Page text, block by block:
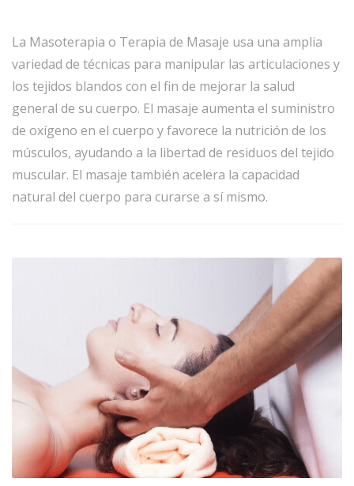
La Masoterapia o Terapia de Masaje usa una amplia
variedad de técnicas para manipular las articulaciones y
los tejidos blandos con el fin de mejorar la salud
general de su cuerpo. El masaje aumenta el suministro
de oxígeno en el cuerpo y favorece la nutrición de los
músculos, ayudando a la libertad de residuos del tejido
muscular. El masaje también acelera la capacidad
natural del cuerpo para curarse a sí mismo.